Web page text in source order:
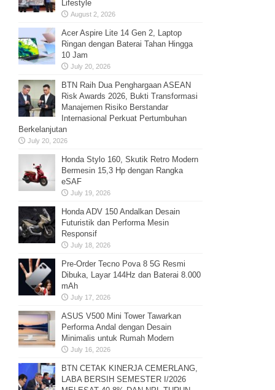
Lifestyle
August 2, 2026
Acer Aspire Lite 14 Gen 2, Laptop
Ringan dengan Baterai Tahan Hingga
10 Jam
July 20, 2026
BTN Raih Dua Penghargaan ASEAN
Risk Awards 2026, Bukti Transformasi
Manajemen Risiko Berstandar
Internasional Perkuat Pertumbuhan
Berkelanjutan
July 20, 2026
Honda Stylo 160, Skutik Retro Modern
Bermesin 15,3 Hp dengan Rangka
eSAF
July 19, 2026
Honda ADV 150 Andalkan Desain
Futuristik dan Performa Mesin
Responsif
July 18, 2026
Pre-Order Tecno Pova 8 5G Resmi
Dibuka, Layar 144Hz dan Baterai 8.000
mAh
July 17, 2026
ASUS V500 Mini Tower Tawarkan
Performa Andal dengan Desain
Minimalis untuk Rumah Modern
July 16, 2026
BTN CETAK KINERJA CEMERLANG,
LABA BERSIH SEMESTER I/2026